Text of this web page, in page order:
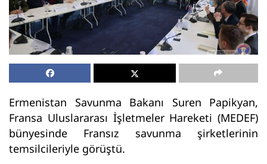
Ermenistan Savunma Bakanı Suren Papikyan,
Fransa Uluslararası İşletmeler Hareketi (MEDEF)
bünyesinde Fransız savunma şirketlerinin
temsilcileriyle görüştü.